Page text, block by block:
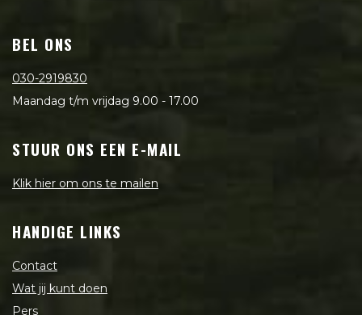
BEL ONS
030-2919830
Maandag t/m vrijdag 9.00 - 17.00
STUUR ONS EEN E-MAIL
Klik hier om ons te mailen
HANDIGE LINKS
Contact
Wat jij kunt doen
Pers